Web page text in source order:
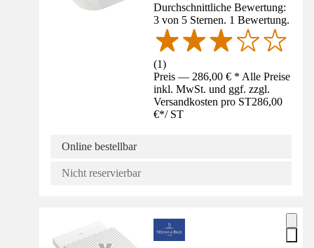
Durchschnittliche Bewertung:
3 von 5 Sternen. 1 Bewertung.
(1)
Preis — 286,00 € * Alle Preise
inkl. MwSt. und ggf. zzgl.
Versandkosten pro ST286,00
€*/ ST
Online bestellbar
Nicht reservierbar